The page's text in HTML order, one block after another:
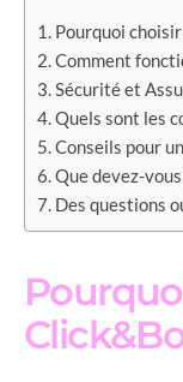
Pourquoi
Comment
Sécurité et
Quels sont les
Conseils pour
Que devez-
Des questions